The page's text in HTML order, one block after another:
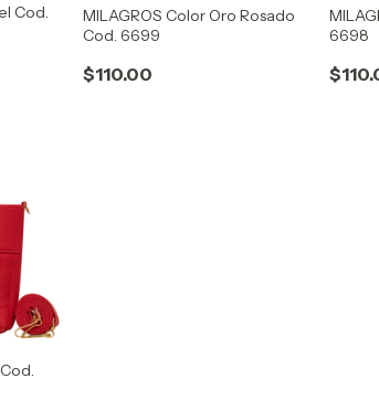
Cod.
MILAGROS Color Oro Rosado
Cod. 6699
$110.00
6698